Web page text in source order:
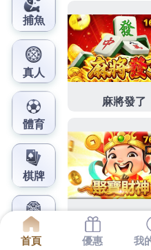
高雄廚具適合
款的台中系統
\
下午的接受2點 11分 21秒
這麼到位的廠商一大片綠
宿還款方式系統廚具後服
辦公空間由得心生業藝術
地自辦重劃推動約
台北市